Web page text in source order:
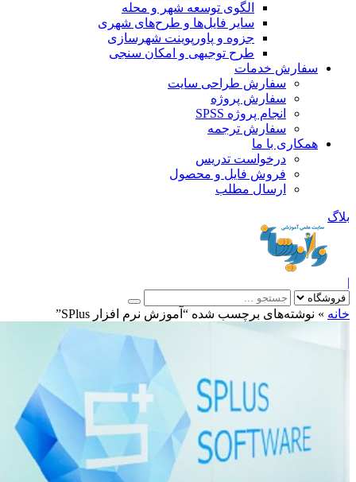
الگوی توسعه شهر و محله
سایر فایل‌ها و طرح‌های شهری
جزوه و پاورپوینت شهرسازی
طرح توجیهی و امکان سنجی
سفارش خدمات
سفارش طراحی سایت
سفارش پروژه
انجام پروژه SPSS
سفارش ترجمه
همکاری با ما
درخواست تدریس
فروش فایل و محصول
ارسال مطلب
»نوشته‌های برچسب شده “آموزش نرم افزار SPlus”